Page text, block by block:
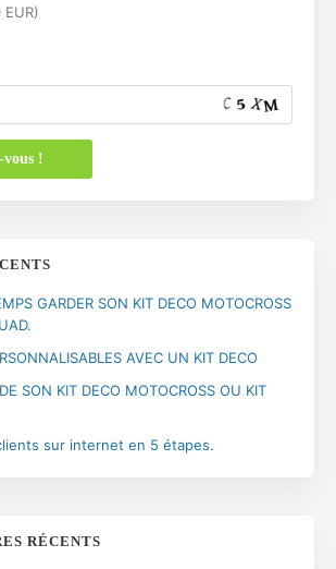
GARDER SON KIT DECO MOTOCROSS
AVEC UN KIT DECO
SON KIT DECO MOTOCROSS OU KIT
sur internet en 5 étapes.
RÉCENTS